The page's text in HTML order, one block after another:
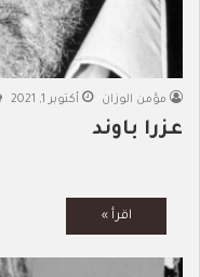
مؤمن الوزان أكتوبر 1, 2021
عزرا باوند